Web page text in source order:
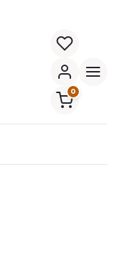
0